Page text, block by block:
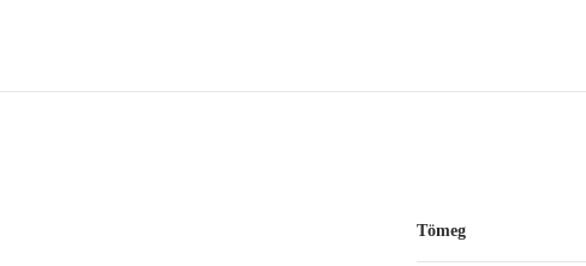
Tömeg